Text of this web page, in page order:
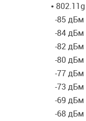
•
-85
-84
-82
-80
-77
-73
-69
-68